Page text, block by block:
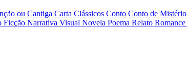
ou Cantiga Carta Clássicos Conto Conto de Mistério
Ficção Narrativa Visual Novela Poema Relato Romance